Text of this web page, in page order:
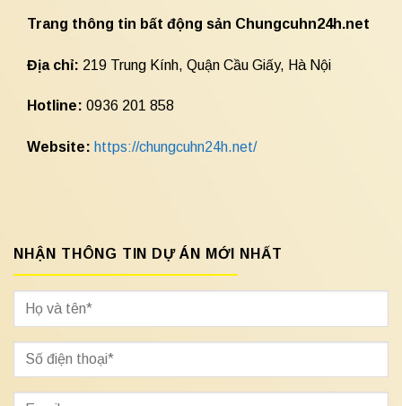
Trang thông tin bất động sản Chungcuhn24h.net
Địa chỉ: 219 Trung Kính, Quận Cầu Giấy, Hà Nội
Hotline: 0936 201 858
Website: https://chungcuhn24h.net/
NHẬN THÔNG TIN DỰ ÁN MỚI NHẤT